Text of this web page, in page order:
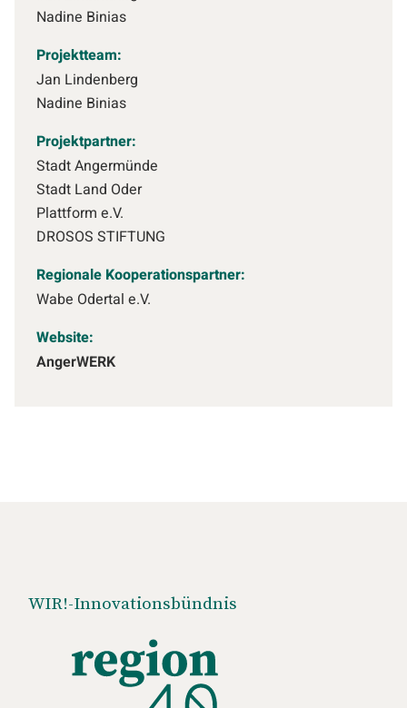
Nadine Binias
Projektteam:
Jan Lindenberg
Nadine Binias
Projektpartner:
Stadt Angermünde
Stadt Land Oder
Plattform e.V.
DROSOS STIFTUNG
Regionale Kooperationspartner:
Wabe Odertal e.V.
Website:
AngerWERK
WIR!-Innovationsbündnis